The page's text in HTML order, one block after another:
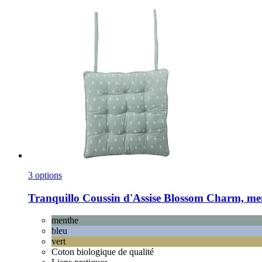
3 options
Tranquillo Coussin d'Assise Blossom Charm,
menthe
bleu
vert
Coton biologique de qualité